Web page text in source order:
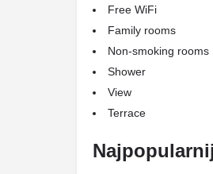
Free WiFi
Family rooms
Non-smoking rooms
Shower
View
Terrace